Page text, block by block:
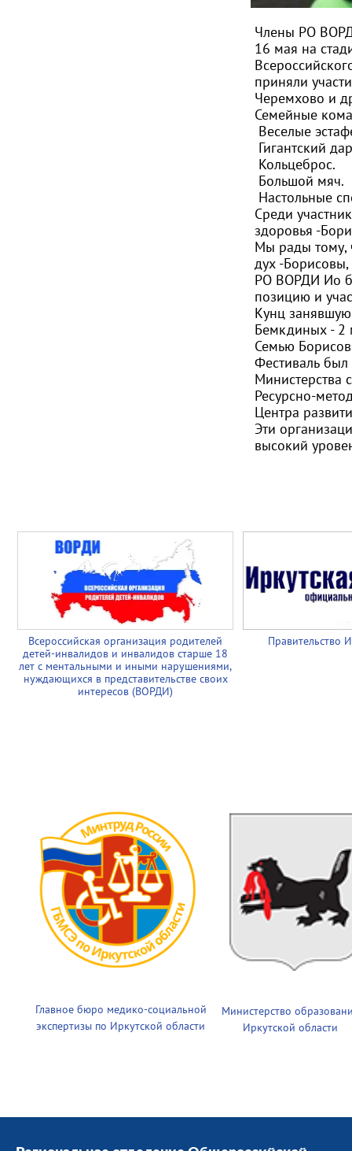
Члены РО
16 мая на
приняли
Черемхово и
Семейные
Веселые
Гигантский
Кольцеброс.
Большой мяч.
Настольные
Среди
здоровья -
Мы рады тому,
дух -
РО ВОРДИ Ио
позицию и
Кунц
Бемкдиных - 2
Семью
Фестиваль
Министерства
Ресурсно-
Центра
Эти
высокий
Всероссийская организация родителей
детей-инвалидов и инвалидов старше 18
лет с ментальными и иными нарушениями,
нуждающихся в представительстве своих
интересов (ВОРДИ)
Правительство
Главное бюро медико-социальной
экспертизы по Иркутской области
Министерство
Иркутской области